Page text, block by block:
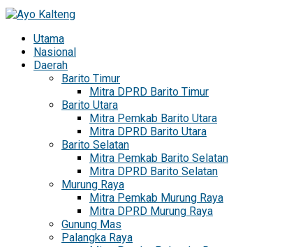
Utama
Nasional
Daerah
Barito Timur
Mitra DPRD Barito Timur
Barito Utara
Mitra Pemkab Barito Utara
Mitra DPRD Barito Utara
Barito Selatan
Mitra Pemkab Barito Selatan
Mitra DPRD Barito Selatan
Murung Raya
Mitra Pemkab Murung Raya
Mitra DPRD Murung Raya
Gunung Mas
Palangka Raya